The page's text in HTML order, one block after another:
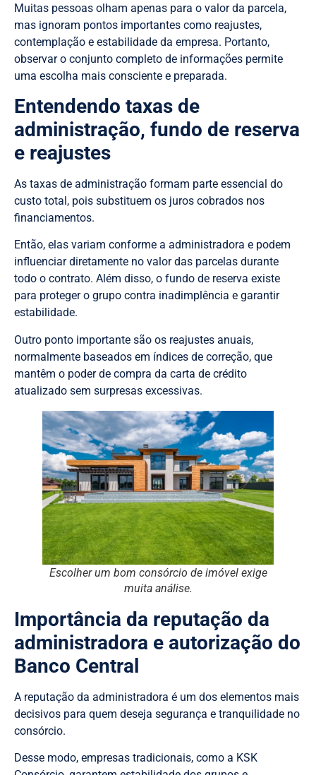
Muitas pessoas olham apenas para o valor da parcela,
mas ignoram pontos importantes como reajustes,
contemplação e estabilidade da empresa. Portanto,
observar o conjunto completo de informações permite
uma escolha mais consciente e preparada.
Entendendo taxas de
administração, fundo de reserva
e reajustes
As taxas de administração formam parte essencial do
custo total, pois substituem os juros cobrados nos
financiamentos.
Então, elas variam conforme a administradora e podem
influenciar diretamente no valor das parcelas durante
todo o contrato. Além disso, o fundo de reserva existe
para proteger o grupo contra inadimplência e garantir
estabilidade.
Outro ponto importante são os reajustes anuais,
normalmente baseados em índices de correção, que
mantêm o poder de compra da carta de crédito
atualizado sem surpresas excessivas.
Escolher um bom consórcio de imóvel exige
muita análise.
Importância da reputação da
administradora e autorização do
Banco Central
A reputação da administradora é um dos elementos mais
decisivos para quem deseja segurança e tranquilidade no
consórcio.
Desse modo, empresas tradicionais, como a KSK